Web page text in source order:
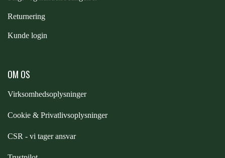
Returnering
Kunde login
OM OS
Virksomhedsoplysninger
Cookie & Privatlivsoplysninger
CSR - vi tager ansvar